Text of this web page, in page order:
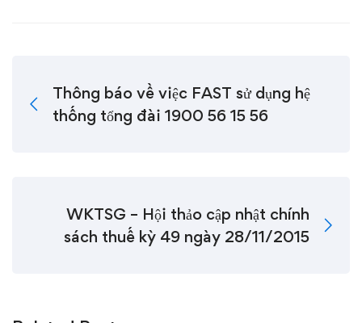
Thông báo về việc FAST sử dụng hệ
thống tổng đài 1900 56 15 56
WKTSG – Hội thảo cập nhật chính
sách thuế kỳ 49 ngày 28/11/2015